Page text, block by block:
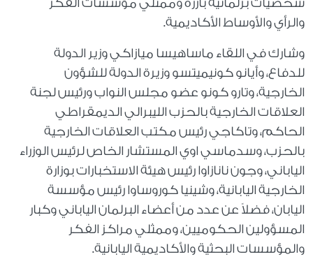
شخصيات برلمانية بارزة وممثلي مؤسسات الفكر
والرأي والأوساط الأكاديمية.
وشارك في اللقاء ماساهيسا ميازاكي وزير الدولة
للدفاع، وأيانو كونيميتسو وزيرة الدولة للشؤون
الخارجية، وتارو كونو عضو مجلس النواب ورئيس لجنة
العلاقات الخارجية بالحزب الليبرالي الديمقراطي
الحاكم، وتاكاجي رئيس مكتب العلاقات الخارجية
بالحزب، وسدماسي اوي المستشار الخاص لرئيس الوزراء
الياباني، وجون نانازاوا رئيس هيئة الاستخبارات بوزارة
الخارجية اليابانية، وشينيا كوروساوا رئيس مؤسسة
اليابان، فضلاً عن عدد من أعضاء البرلمان الياباني وكبار
المسؤولين الحكوميين، وممثلي مراكز الفكر
والمؤسسات البحثية والأكاديمية اليابانية.